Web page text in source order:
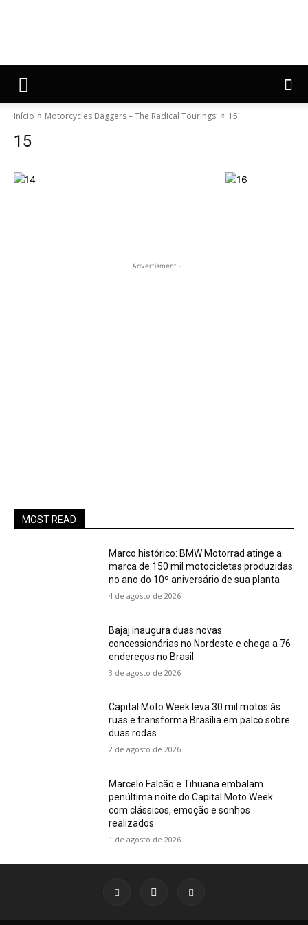
Início Motorcycles Baggers – The Radical Tourings! 15
15
- Advertisment -
MOST READ
Marco histórico: BMW Motorrad atinge a
marca de 150 mil motocicletas produzidas
no ano do 10º aniversário de sua planta
4 de agosto de 2026
Bajaj inaugura duas novas
concessionárias no Nordeste e chega a 76
endereços no Brasil
3 de agosto de 2026
Capital Moto Week leva 30 mil motos às
ruas e transforma Brasília em palco sobre
duas rodas
2 de agosto de 2026
Marcelo Falcão e Tihuana embalam
penúltima noite do Capital Moto Week
com clássicos, emoção e sonhos
realizados
1 de agosto de 2026